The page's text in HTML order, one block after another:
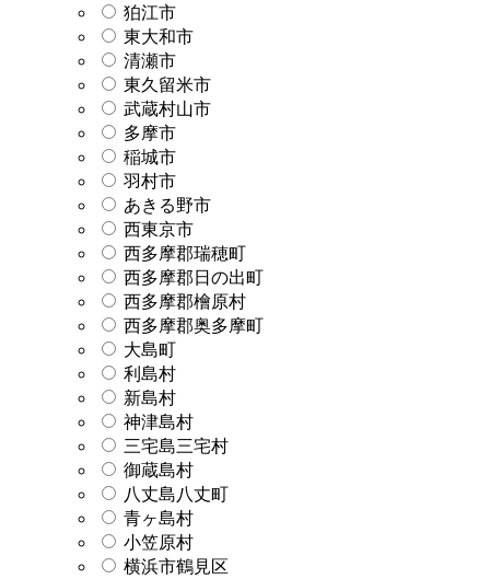
狛江市
東大和市
清瀬市
東久留米市
武蔵村山市
多摩市
稲城市
羽村市
あきる野市
西東京市
西多摩郡瑞穂町
西多摩郡日の出町
西多摩郡檜原村
西多摩郡奥多摩町
大島町
利島村
新島村
神津島村
三宅島三宅村
御蔵島村
八丈島八丈町
青ヶ島村
小笠原村
横浜市鶴見区